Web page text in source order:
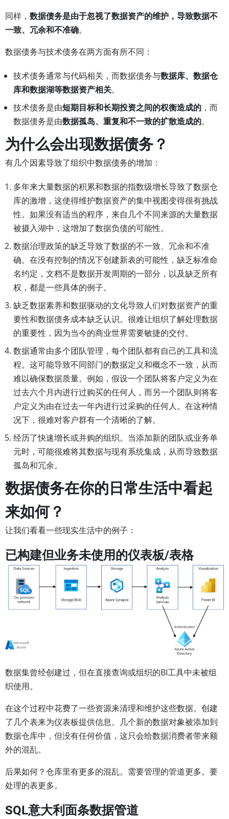
同样， 数据债务是由于忽视了数据资产的维护，导致数据不
一致、冗余和不准确。
数据债务与技术债务在两方面有所不同：
技术债务通常与代码相关，而数据债务与数据库、数据仓
库和数据湖等数据资产相关。
技术债务是由短期目标和长期投资之间的权衡造成的 ，而
数据债务是由数据孤岛、重复和不一致的扩散造成的。
为什么会出现数据债务？
有几个因素导致了组织中数据债务的增加：
多年来大量数据的积累和数据的指数级增长导致了数据仓
库的激增，这使得维护数据资产的集中视图变得很有挑战
性。如果没有适当的程序，来自几个不同来源的大量数据
被摄入湖中，这增加了数据负债的可能性。
数据治理政策的缺乏导致了数据的不一致、冗余和不准
确。在没有控制的情况下创建新表的可能性，缺乏标准命
名约定，文档不是数据开发周期的一部分，以及缺乏所有
权，都是一些具体的例子。
缺乏数据素养和数据驱动的文化导致人们对数据资产的重
要性和数据债务成本缺乏认识。很难让组织了解处理数据
的重要性，因为当今的商业世界需要敏捷的交付。
数据通常由多个团队管理，每个团队都有自己的工具和流
程。这可能导致不同部门的数据定义和概念不一致，从而
难以确保数据质量。例如，假设一个团队将客户定义为在
过去六个月内进行过购买的任何人，而另一个团队则将客
户定义为由在过去一年内进行过采购的任何人。在这种情
况下，很难对客户群有一个清晰的了解。
经历了快速增长或并购的组织。当添加新的团队或业务单
元时，可能很难将其数据与现有系统集成，从而导致数据
孤岛和冗余。
数据债务在你的日常生活中看起
来如何？
让我们看看一些现实生活中的例子：
已构建但业务未使用的仪表板/表格
数据集曾经创建过，但在直接查询或组织的BI工具中未被组
织使用。
在这个过程中花费了一些资源来清理和维护这些数据。创建
了几个表来为仪表板提供信息。几个新的数据对象被添加到
数据仓库中，但没有任何价值，这只会给数据消费者带来额
外的混乱。
后果如何？仓库里有更多的混乱。需要管理的管道更多。要
处理的表更多。
SQL意大利面条数据管道